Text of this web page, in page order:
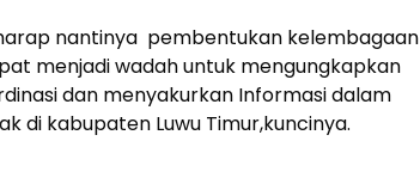
nantinya pembentukan kelembagaan
menjadi wadah untuk mengungkapkan
dan menyakurkan Informasi dalam
di kabupaten Luwu Timur,kuncinya.